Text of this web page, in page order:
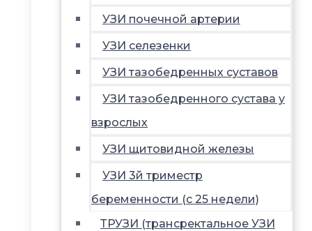
УЗИ почечной артерии
УЗИ селезенки
УЗИ тазобедренных суставов
УЗИ тазобедренного сустава у
взрослых
УЗИ щитовидной железы
УЗИ 3й триместр
беременности (с 25 недели)
ТРУЗИ (трансректальное УЗИ